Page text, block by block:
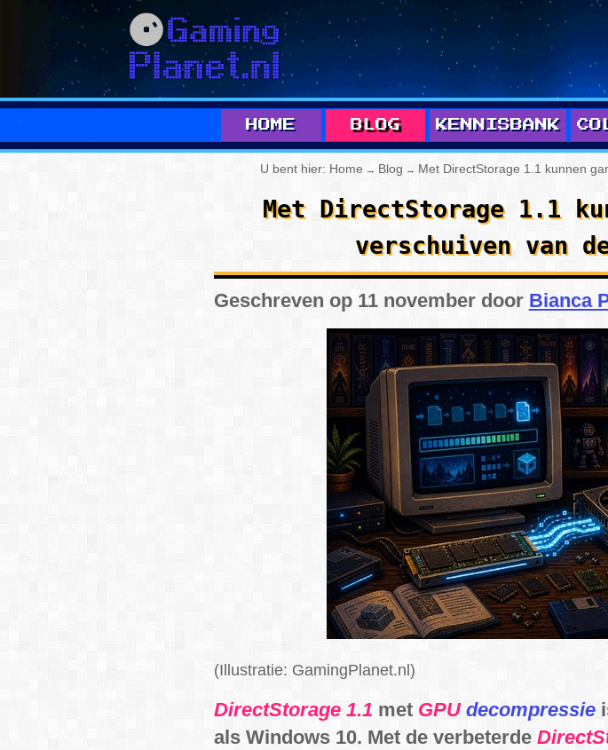
U bent hier: Home → Blog → Met DirectStorage 1.1 kunnen
Met DirectStorage 1.1
verschuiven van
Geschreven op 11 november door Bianca
(Illustratie: GamingPlanet.nl)
DirectStorage 1.1 met GPU decompressie
als Windows 10. Met de verbeterde
HOME BLOG
GAMES
NIEUWS
GIDSEN
ARCHIEF
KENNISBANK
SEGA
SONY
GAMEPRESERVATIE